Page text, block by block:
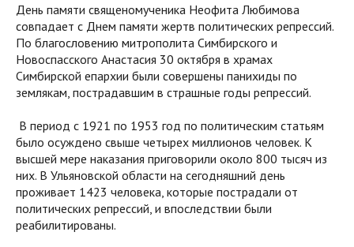
День памяти священомученика Неофита Любимова
совпадает с Днем памяти жертв политических репрессий.
По благословению митрополита Симбирского и
Новоспасского Анастасия 30 октября в храмах
Симбирской епархии были совершены панихиды по
землякам, пострадавшим в страшные годы репрессий.
В период с 1921 по 1953 год по политическим статьям
было осуждено свыше четырех миллионов человек. К
высшей мере наказания приговорили около 800 тысяч из
них. В Ульяновской области на сегодняшний день
проживает 1423 человека, которые пострадали от
политических репрессий, и впоследствии были
реабилитированы.